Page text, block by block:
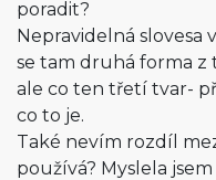
poradit?
Nepravidelná slovesa
se tam druhá forma z
ale co ten třetí tvar-
co to je.
Také nevím rozdíl
používá? Myslela